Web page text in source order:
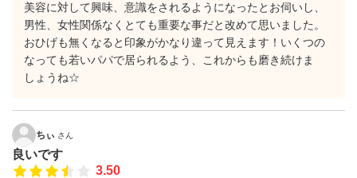
美容に対して興味、意識をされるようになったとお伺いし、
男性、女性関係なくとても重要な事だと改めて思いました。
おひげも無くなると印象がかなり違って見えます！いくつの
なっても若いパパで居られるよう、これからも磨き続けま
しょうね☆
ちぃ さん
良いです
3.50